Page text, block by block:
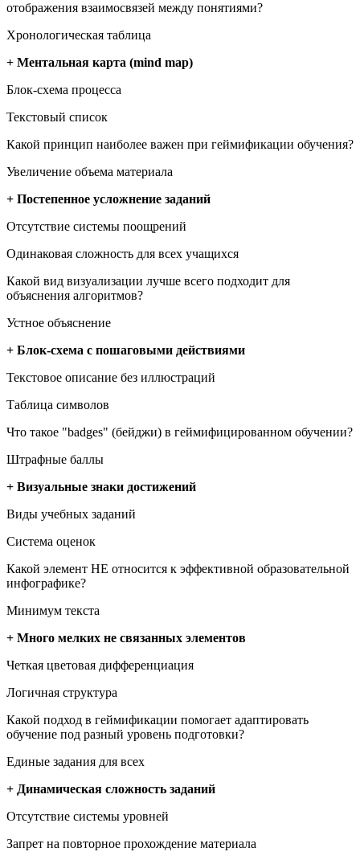
отображения взаимосвязей между понятиями?
Хронологическая таблица
+ Ментальная карта (mind map)
Блок-схема процесса
Текстовый список
Какой принцип наиболее важен при геймификации обучения?
Увеличение объема материала
+ Постепенное усложнение заданий
Отсутствие системы поощрений
Одинаковая сложность для всех учащихся
Какой вид визуализации лучше всего подходит для
объяснения алгоритмов?
Устное объяснение
+ Блок-схема с пошаговыми действиями
Текстовое описание без иллюстраций
Таблица символов
Что такое "badges" (бейджи) в геймифицированном обучении?
Штрафные баллы
+ Визуальные знаки достижений
Виды учебных заданий
Система оценок
Какой элемент НЕ относится к эффективной образовательной
инфографике?
Минимум текста
+ Много мелких не связанных элементов
Четкая цветовая дифференциация
Логичная структура
Какой подход в геймификации помогает адаптировать
обучение под разный уровень подготовки?
Единые задания для всех
+ Динамическая сложность заданий
Отсутствие системы уровней
Запрет на повторное прохождение материала